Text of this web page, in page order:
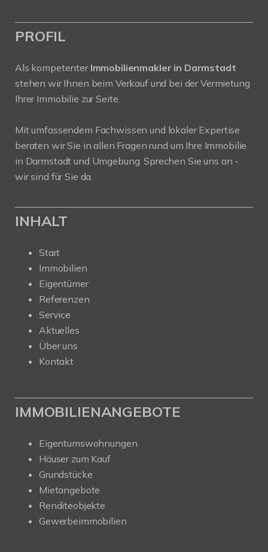
PROFIL
Als kompetenter Immobilienmakler in Darmstadt
stehen wir Ihnen beim Verkauf und bei der Vermietung
Ihrer Immobilie zur Seite.
Mit umfassendem Fachwissen und lokaler Expertise
beraten wir Sie in allen Fragen rund um Ihre Immobilie
in Darmstadt und Umgebung. Sprechen Sie uns an -
wir sind für Sie da.
INHALT
Start
Immobilien
Eigentümer
Referenzen
Service
Aktuelles
Über uns
Kontakt
IMMOBILIENANGEBOTE
Eigentumswohnungen
Häuser zum Kauf
Grundstücke
Mietangebote
Renditeobjekte
Gewerbeimmobilien